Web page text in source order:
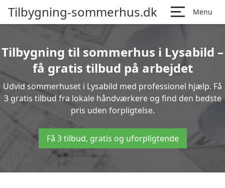
Tilbygning-sommerhus.dk Menu
Tilbygning til sommerhus i Lysabild –
få gratis tilbud på arbejdet
Udvid sommerhuset i Lysabild med professionel hjælp. Få
3 gratis tilbud fra lokale håndværkere og find den bedste
pris uden forpligtelse.
Få 3 tilbud, gratis og uforpligtende